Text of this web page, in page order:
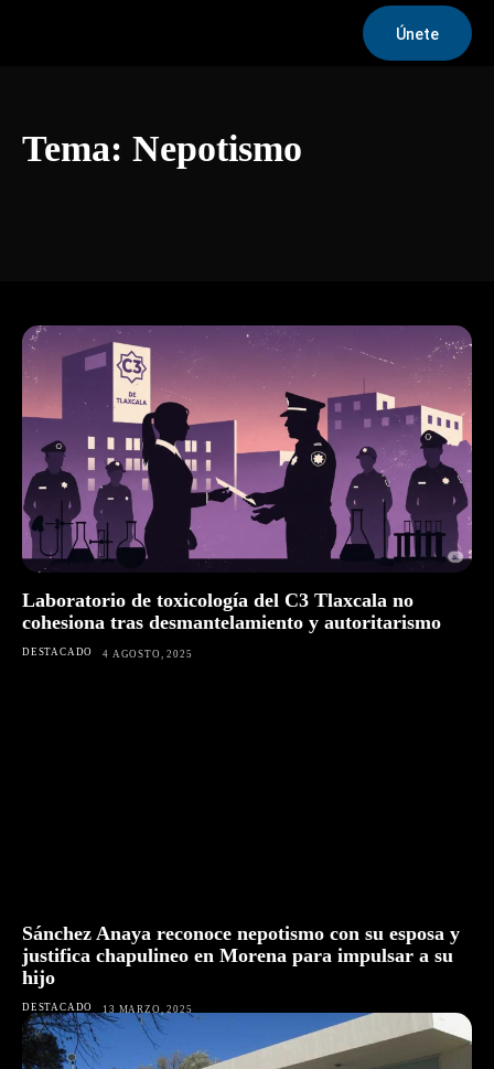
Únete
Tema: Nepotismo
Laboratorio de toxicología del C3 Tlaxcala no
cohesiona tras desmantelamiento y autoritarismo
DESTACADO 4 AGOSTO, 2025
Sánchez Anaya reconoce nepotismo con su esposa y
justifica chapulineo en Morena para impulsar a su
hijo
DESTACADO 13 MARZO, 2025